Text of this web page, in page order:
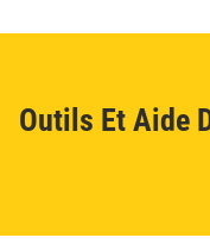
Outils Et Aide